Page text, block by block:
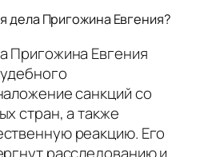
дела Пригожина Евгения?
Пригожина Евгения
санкций со
стран, а также
реакцию. Его
расследованию и